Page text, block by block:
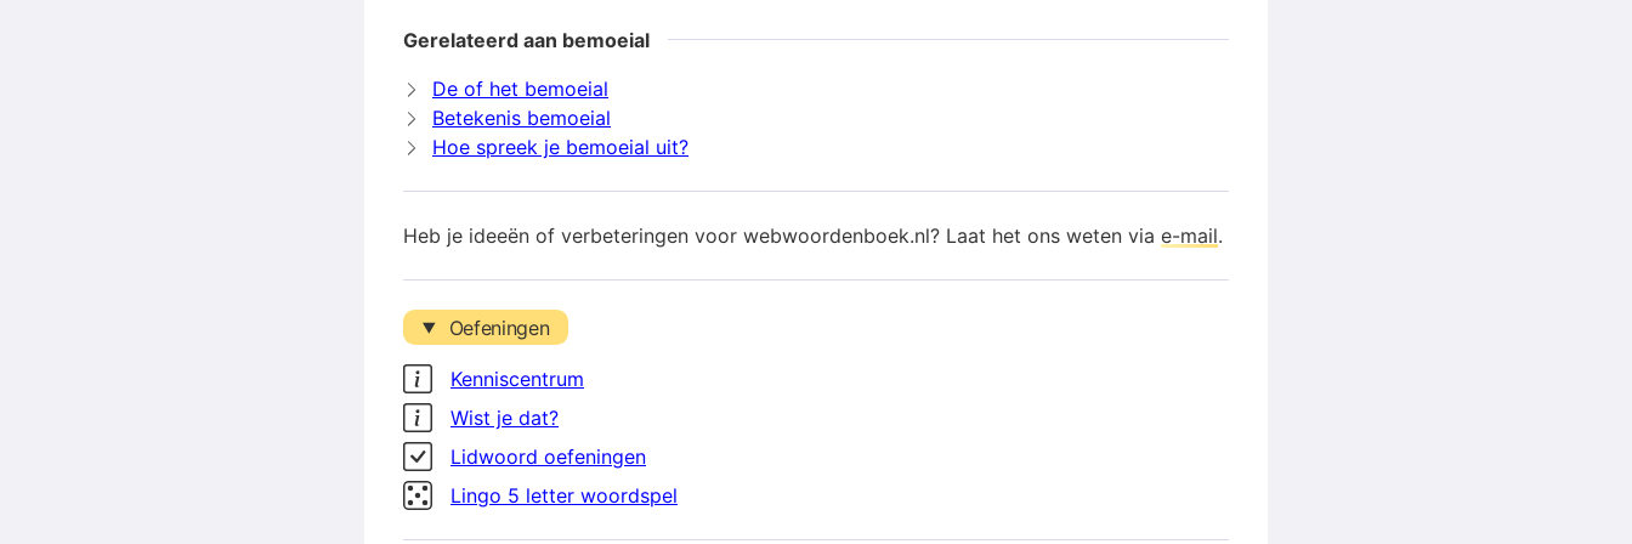
Gerelateerd aan bemoeial
De of het bemoeial
Betekenis bemoeial
Hoe spreek je bemoeial uit?
Heb je ideeën of verbeteringen voor webwoordenboek.nl? Laat het ons weten via e-mail.
Oefeningen
Kenniscentrum
Wist je dat?
Lidwoord oefeningen
Lingo 5 letter woordspel